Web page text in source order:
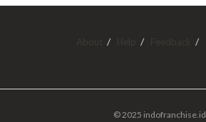
© 2025 indofranchise.id